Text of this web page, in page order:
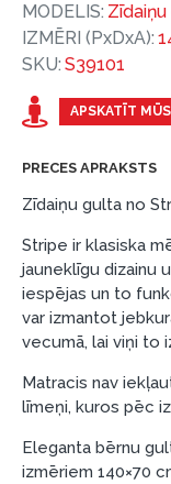
un izdevīgs
vajadzīgās
vēlāk.
Ar ESTO
priekšrocības
Piemērs:
pirmā
kopējā
Līzingu un
salonu Dārzciema
Dokumentu
ESTO LV
eID mobile,
Luminor,
APSKATĪT
PRECES APRAKSTS
Zīdaiņu gulta no
Stripe ir klasiska
jauneklīgu dizainu
iespējas un to
var izmantot
vecumā, lai viņi to
Matracis nav
līmeņi, kuros pēc
Eleganta bērnu
izmēriem 140×70
MODELIS:
IZMĒRI (PxDxA):
SKU: S39101